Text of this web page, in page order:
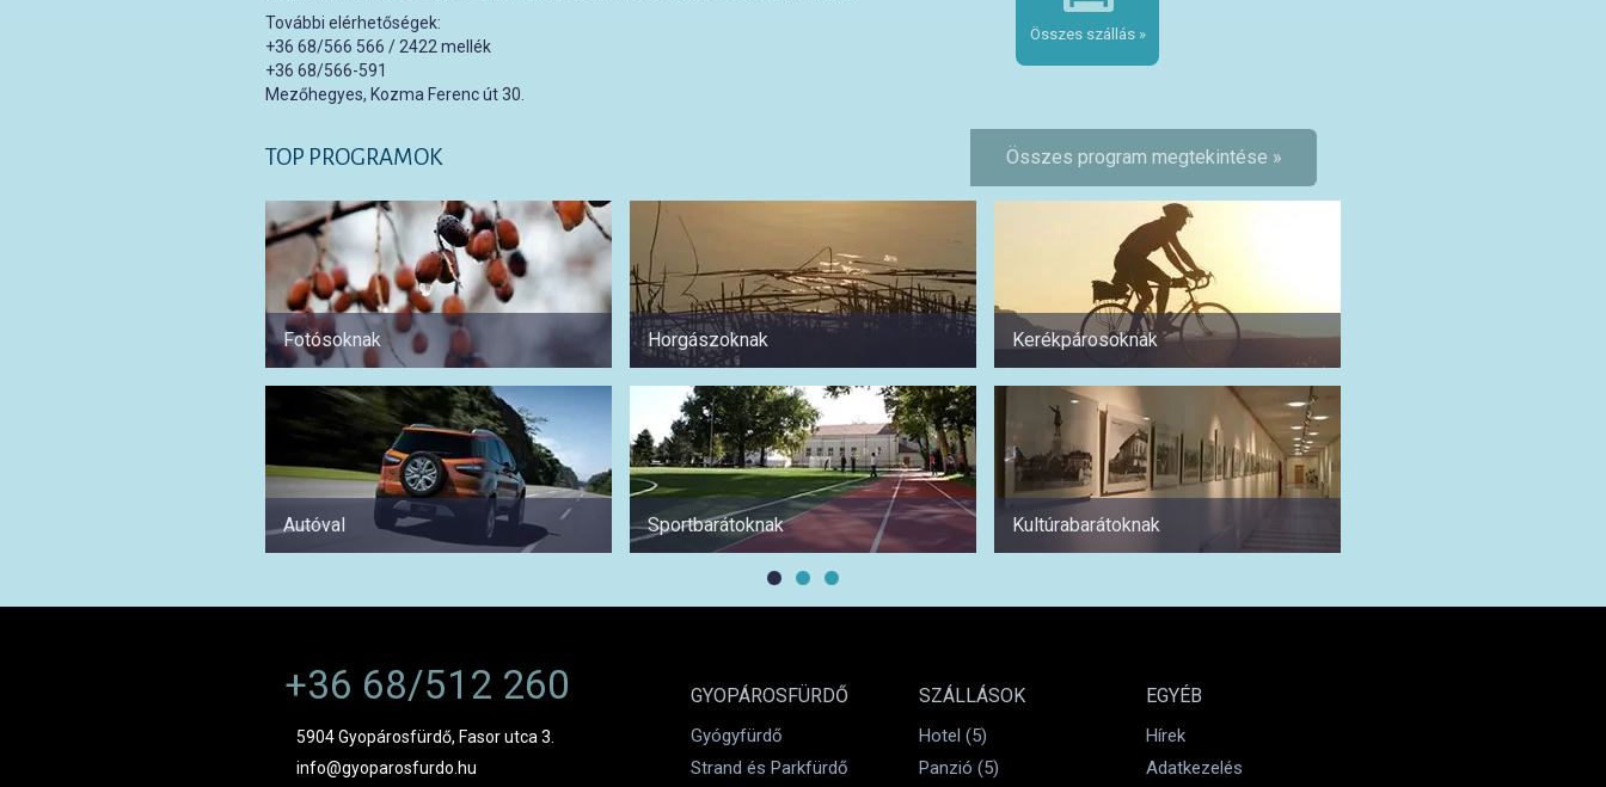
További elérhetőségek:
+36 68/566 566 / 2422 mellék
+36 68/566-591
Mezőhegyes, Kozma Ferenc út 30.
TOP PROGRAMOK Összes program megtekintése »
Fotósoknak Horgászoknak Kerékpárosoknak
Autóval Sportbarátoknak Kultúrabarátoknak
Összes szállás »
+36 68/512 260
5904 Gyopárosfürdő, Fasor utca 3.
info@gyoparosfurdo.hu
GYOPÁROSFÜRDŐ
Gyógyfürdő
Strand és Parkfürdő
SZÁLLÁSOK
Hotel (5)
Panzió (5)
EGYÉB
Hírek
Adatkezelés